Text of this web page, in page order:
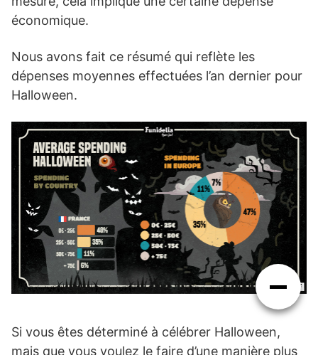
économique.
Nous avons fait ce résumé qui reflète les
dépenses moyennes effectuées l’an dernier pour
Halloween.
Si vous êtes déterminé à célébrer Halloween,
mais que vous voulez le faire d’une manière plus